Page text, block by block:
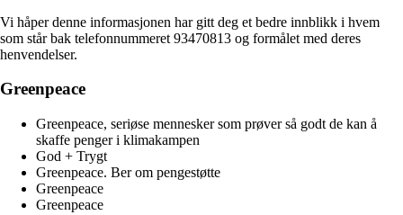
Vi håper denne informasjonen har gitt deg et bedre innblikk i hvem
som står bak telefonnummeret 93470813 og formålet med deres
henvendelser.
Greenpeace
Greenpeace, seriøse mennesker som prøver så godt de kan å
skaffe penger i klimakampen
God + Trygt
Greenpeace. Ber om pengestøtte
Greenpeace
Greenpeace